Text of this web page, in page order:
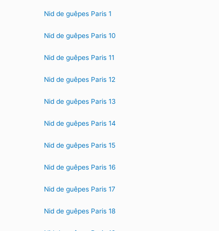
Nid de guêpes Paris 1
Nid de guêpes Paris 10
Nid de guêpes Paris 11
Nid de guêpes Paris 12
Nid de guêpes Paris 13
Nid de guêpes Paris 14
Nid de guêpes Paris 15
Nid de guêpes Paris 16
Nid de guêpes Paris 17
Nid de guêpes Paris 18